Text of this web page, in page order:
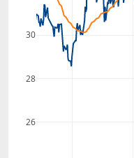
26
28
30